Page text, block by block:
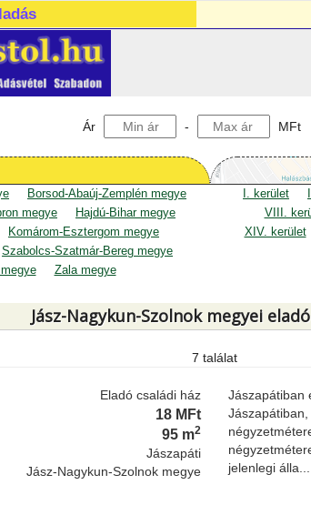
Ár - MFt
Borsod-Abaúj-Zemplén megye
megye
Hajdú-Bihar megye
Komárom-Esztergom megye
Szabolcs-Szatmár-Bereg megye
Zala megye
I. kerület
VIII.
XIV. kerület
Jász-Nagykun-Szolnok megyei
7 találat
Eladó családi ház
18 MFt
95 m2
Jászapáti
Jász-Nagykun-Szolnok megye
Jászapátiban
jelenlegi álla...